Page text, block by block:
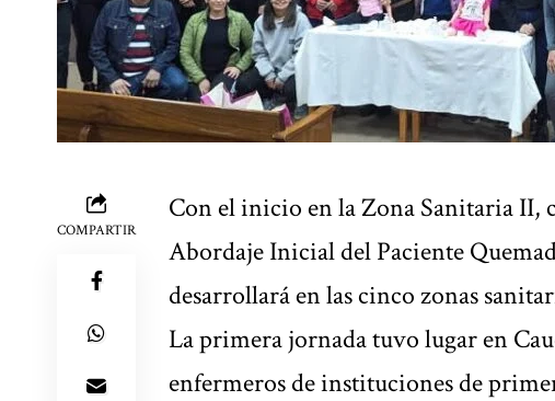
COMPARTIR
Con el inicio en la Zona Sanitaria II,
Abordaje Inicial del Paciente
desarrollará en las cinco zonas
La primera jornada tuvo lugar en
enfermeros de instituciones de